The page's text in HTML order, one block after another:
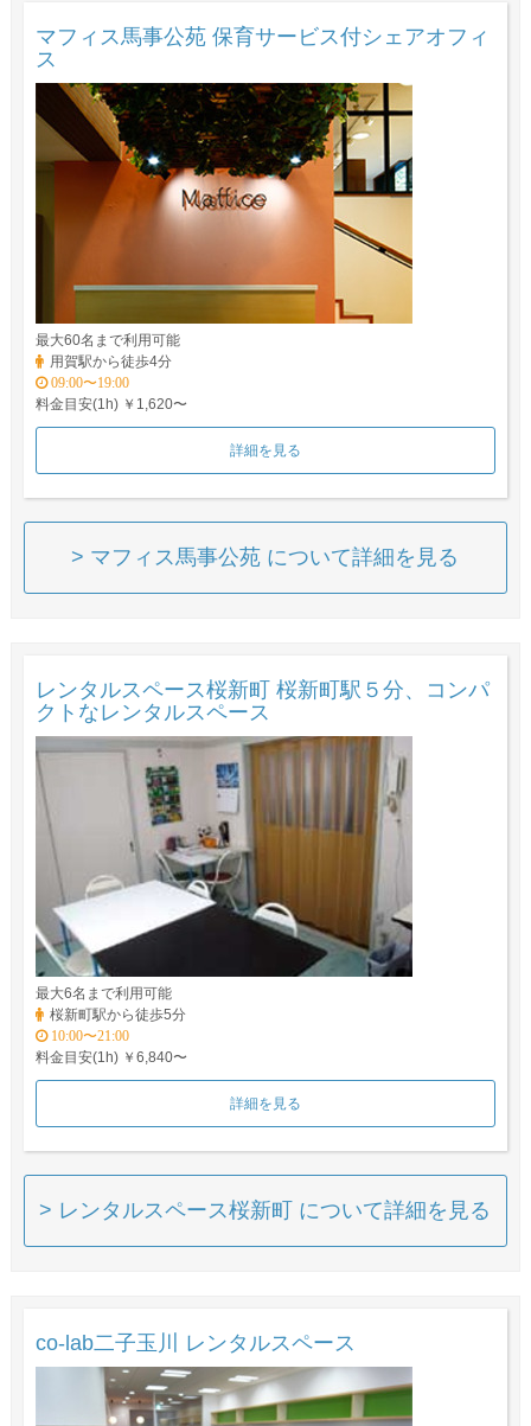
マフィス馬事公苑 保育サービス付シェアオフィ
ス
最大60名まで利用可能
用賀駅から徒歩4分
09:00〜19:00
料金目安(1h) ￥1,620〜
詳細を見る
> マフィス馬事公苑 について詳細を見る
レンタルスペース桜新町 桜新町駅５分、コンパ
クトなレンタルスペース
最大6名まで利用可能
桜新町駅から徒歩5分
10:00〜21:00
料金目安(1h) ￥6,840〜
詳細を見る
> レンタルスペース桜新町 について詳細を見る
co-lab二子玉川 レンタルスペース